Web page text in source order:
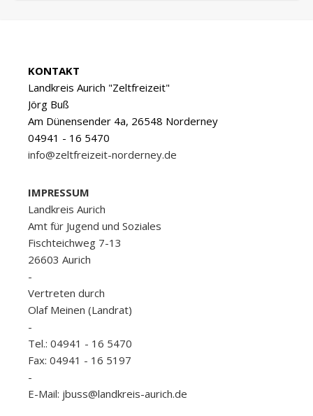
KONTAKT
Landkreis Aurich "Zeltfreizeit"
Jörg Buß
Am Dünensender 4a, 26548 Norderney
04941 - 16 5470
info@zeltfreizeit-norderney.de
IMPRESSUM
Landkreis Aurich
Amt für Jugend und Soziales
Fischteichweg 7-13
26603 Aurich
-
Vertreten durch
Olaf Meinen (Landrat)
-
Tel.: 04941 - 16 5470
Fax: 04941 - 16 5197
-
E-Mail: jbuss@landkreis-aurich.de